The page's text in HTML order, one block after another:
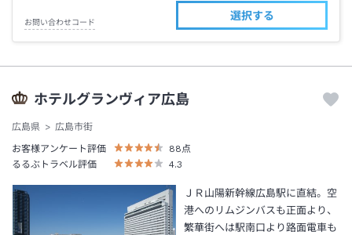
お問い合わせコード
選択する
ホテルグランヴィア広島
広島県
広島市街
お客様アンケート評価
88 点
るるぶトラベル評価
4.3
ＪＲ山陽新幹線広島駅に直結。空
港へのリムジンバスも正面より、
繁華街へは駅南口より路面電車も